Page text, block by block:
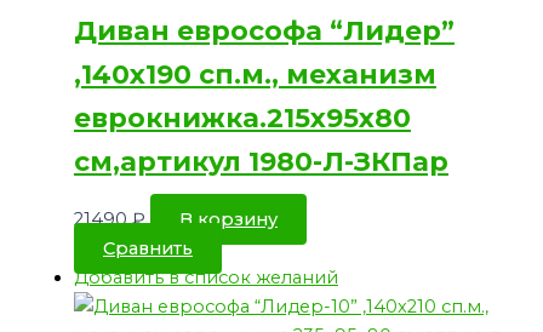
Диван еврософа “Лидер”
,140х190 сп.м., механизм
еврокнижка.215х95х80
см,артикул 1980-Л-ЗКПар
21490₽
В корзину
Сравнить
Добавить в список желаний